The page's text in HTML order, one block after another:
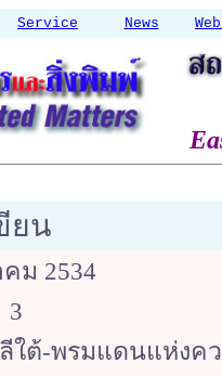
Service News
เขีย
ม 2534
3
ลีใต้-พรมแดนแห่